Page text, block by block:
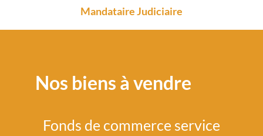
Mandataire Judiciaire
Nos biens à vendre
Fonds de commerce service